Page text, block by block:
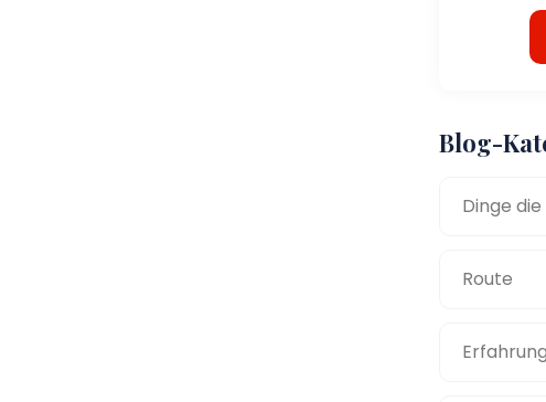
Blog-
Dinge
Route
Erfahrung